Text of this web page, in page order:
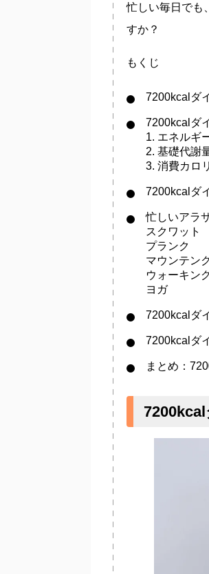
忙しい毎日でも
すか？
もくじ
7200kcalダ
7200kcalダ
1. エネルギ
2. 基礎代謝
3. 消費カロ
7200kcalダ
忙しいアラ
スクワット
プランク
マウンテン
ウォーキン
ヨガ
7200kcalダ
7200kcalダ
まとめ：